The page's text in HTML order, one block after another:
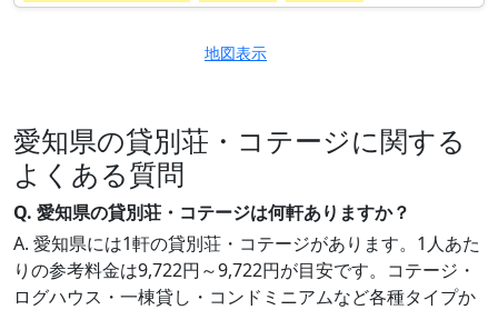
地図表示
愛知県の貸別荘・コテージに関する
よくある質問
Q. 愛知県の貸別荘・コテージは何軒ありますか？
A. 愛知県には1軒の貸別荘・コテージがあります。1人あた
りの参考料金は9,722円～9,722円が目安です。コテージ・
ログハウス・一棟貸し・コンドミニアムなど各種タイプか